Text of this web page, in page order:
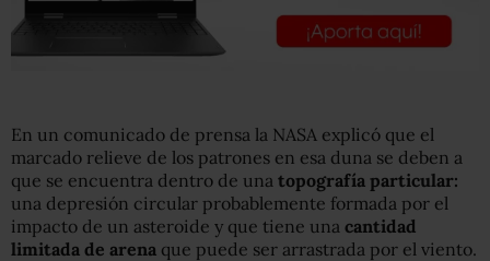
En un comunicado de prensa la NASA explicó que el
marcado relieve de los patrones en esa duna se deben a
que se encuentra dentro de una topografía particular:
una depresión circular probablemente formada por el
impacto de un asteroide y que tiene una cantidad
limitada de arena que puede ser arrastrada por el viento.